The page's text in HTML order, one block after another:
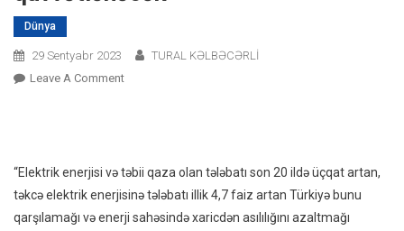
Dünya
29 Sentyabr 2023
TURAL KƏLBƏCƏRLİ
Leave A CommentOn
Bağlarımız
Daha
Da
“Elektrik enerjisi və təbii qaza olan tələbatı son 20 ildə üçqat artan,
təkcə elektrik enerjisinə tələbatı illik 4,7 faiz artan Türkiyə bunu
qarşılamağı və enerji sahəsində xaricdən asılılığını azaltmağı